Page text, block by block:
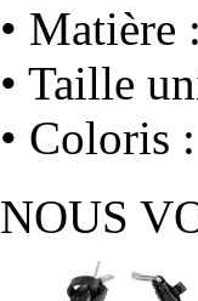
• Matière
• Taille
• Coloris
NOUS